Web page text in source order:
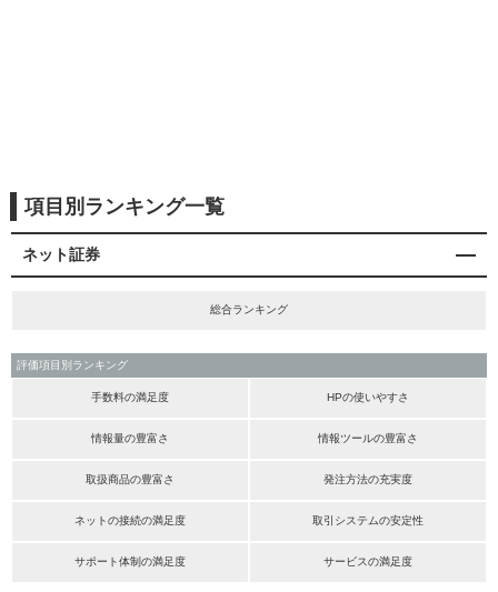
項目別ランキング一覧
ネット証券
総合ランキング
評価項目別ランキング
手数料の満足度 HPの使いやすさ
情報量の豊富さ 情報ツールの豊富さ
取扱商品の豊富さ 発注方法の充実度
ネットの接続の満足度 取引システムの安定性
サポート体制の満足度 サービスの満足度